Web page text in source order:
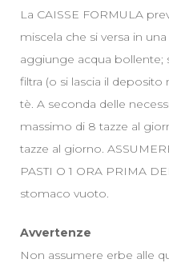
La CAISSE FORMULA
miscela che si versa in
aggiunge acqua bollente;
filtra (o si lascia il
tè. A seconda delle
massimo di 8 tazze al
tazze al giorno.
PASTI O 1 ORA PRIMA
stomaco vuoto.
Avvertenze
Non assumere erbe alle